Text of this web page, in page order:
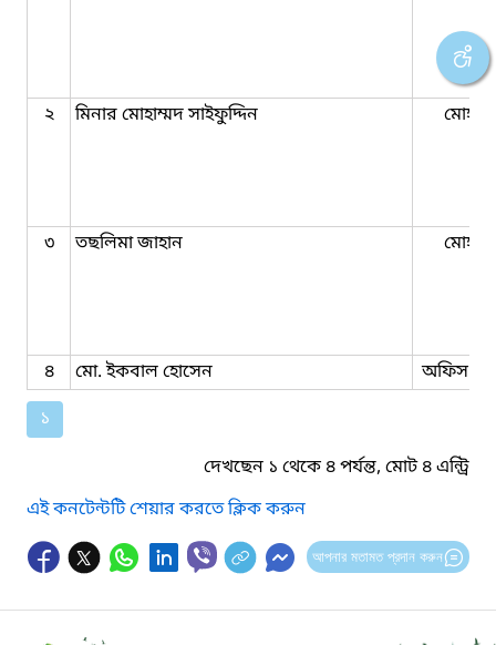
২ মিনার মোহাম্মদ সাইফুদ্দিন
৩ তছলিমা জাহান
৪ মো. ইকবাল হোসেন
অফিস
১
দেখছেন ১ থেকে ৪ পর্যন্ত, মোট ৪ এন্ট্রি
এই কনটেন্টটি শেয়ার করতে ক্লিক করুন
আপনার মতামত প্রদান করুন